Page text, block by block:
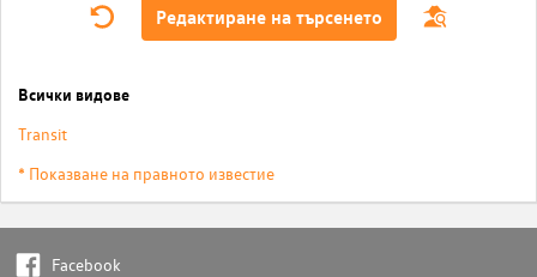
Редактиране на търсенето
Всички видове
Transit
* Показване на правното известие
Facebook